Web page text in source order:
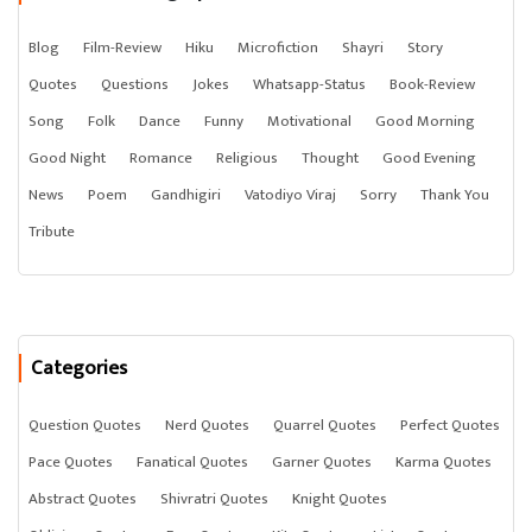
આંસુઓને ખભો ધર્યો છે,
આમ તો બધી
અંગત વાતો છે પણ..,
કહી દેવાની
*મજા કંઈક ઔર છે.*
Blog Film-Review Hiku Microfiction Shayri
Story
Quotes
Questions Jokes Whatsapp-Status
Book-Review
Song
Folk Dance Funny Motivational
Good Morning
Good Night
Romance Religious Thought
Good Evening
News
Poem Gandhigiri Vatodiyo Viraj Sorry
Thank You
Tribute
Categories
Question Quotes Nerd Quotes Quarrel Quotes
Perfect Quotes
Pace Quotes
Fanatical Quotes Garner Quotes
Karma Quotes
Abstract Quotes
Shivratri Quotes
Knight Quotes